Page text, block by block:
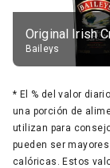
Baileys
* El % del valor
una porción de
utilizan para
pueden ser
calóricas. Estos